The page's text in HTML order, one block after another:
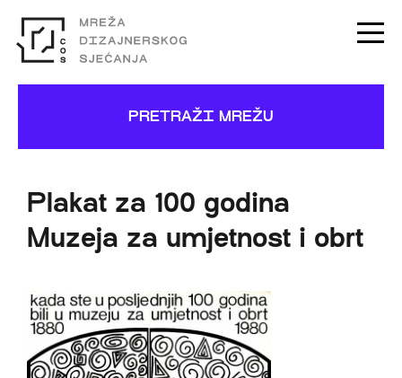
PRETRAŽI MREŽU
Plakat za 100 godina
Muzeja za umjetnost i obrt